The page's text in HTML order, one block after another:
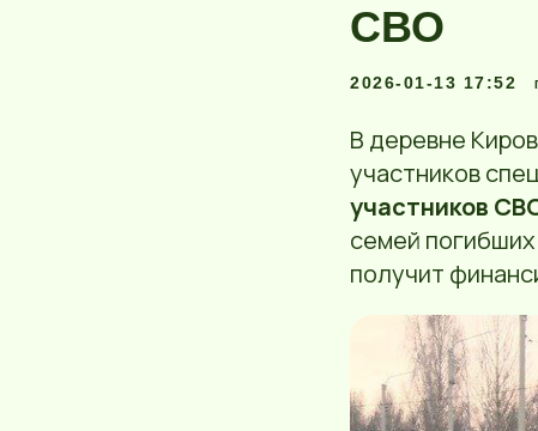
СВО
2026-01-13 17:52
В деревне
участников
участников
семей
получит